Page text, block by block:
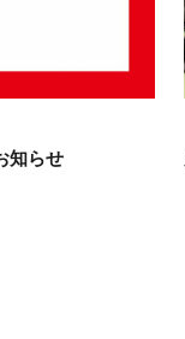
知らせ